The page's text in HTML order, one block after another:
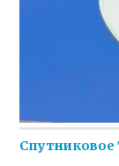
Спутниковое